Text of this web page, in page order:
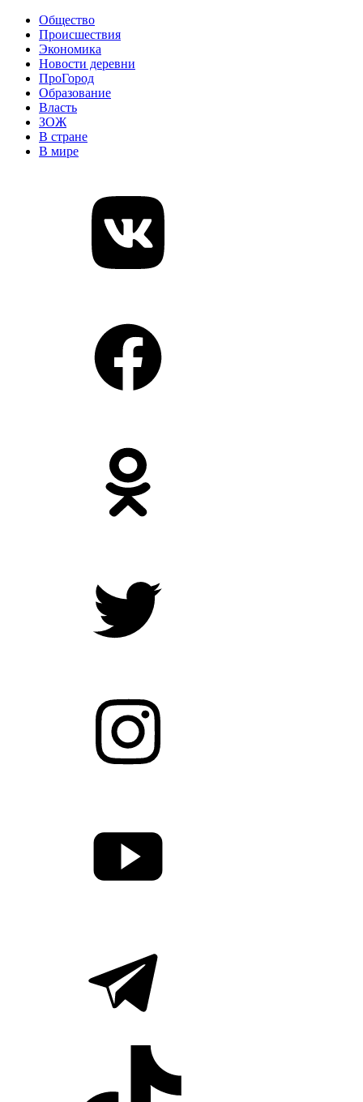
Общество
Происшествия
Экономика
Новости деревни
ПроГород
Образование
Власть
ЗОЖ
В стране
В мире